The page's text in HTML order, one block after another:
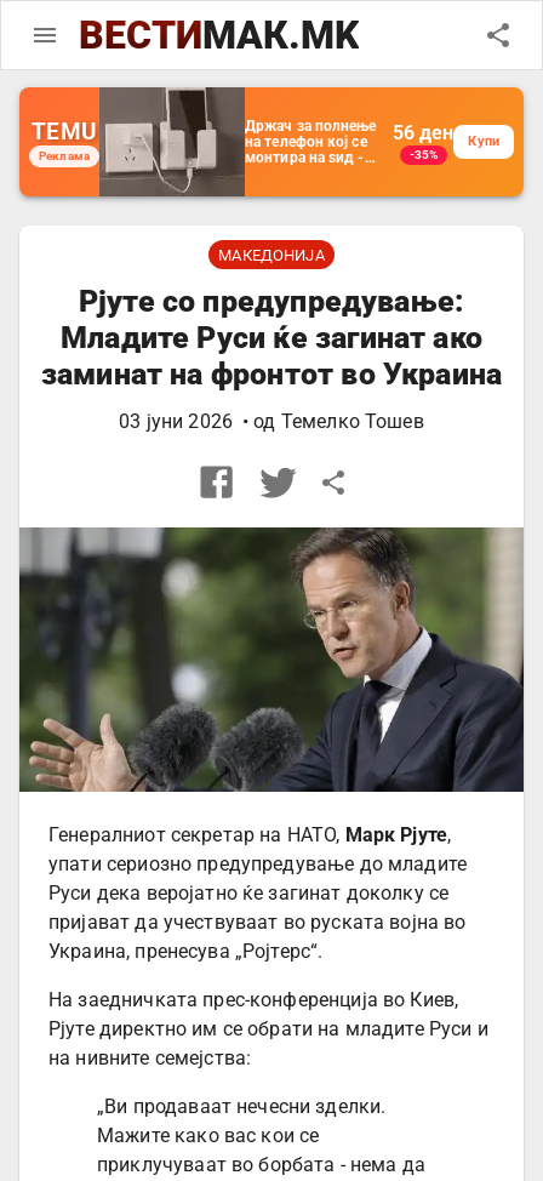
ВЕСТИМАК.MK
TEMU
Реклама
Држач за полнење
на телефон кој се
монтира на ѕид -
организатор за
далечински
управувач
56 ден
-35%
Купи
МАКЕДОНИЈА
Рјуте со предупредување:
Младите Руси ќе загинат ако
заминат на фронтот во Украина
03 јуни 2026 • од Темелко Тошев
Генералниот секретар на НАТО, Марк Рјуте,
упати сериозно предупредување до младите
Руси дека веројатно ќе загинат доколку се
пријават да учествуваат во руската војна во
Украина, пренесува „Ројтерс“.
На заедничката прес-конференција во Киев,
Рјуте директно им се обрати на младите Руси и
на нивните семејства:
„Ви продаваат нечесни зделки.
Мажите како вас кои се
приклучуваат во борбата - нема да